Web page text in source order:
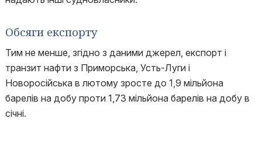
Обсяги експорту
Тим не менше, згідно з даними джерел, експорт і
транзит нафти з Приморська, Усть-Луги і
Новоросійська в лютому зросте до 1,9 мільйона
барелів на добу проти 1,73 мільйона барелів на добу в
січні.